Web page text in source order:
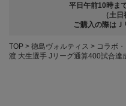
平日午前10時ま
（土
ご購入の際はＪ
TOP 徳島ヴォルティス コラボ
渡 大生選手 Jリーグ通算400試合達